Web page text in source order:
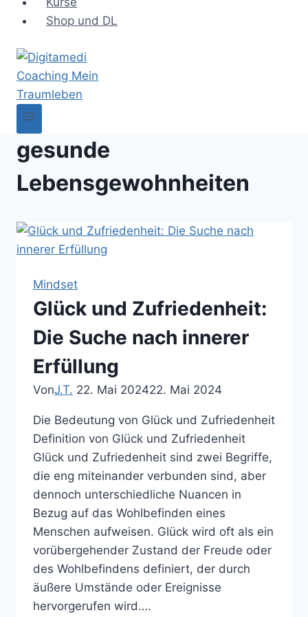
Shop und DL
gesunde
Lebensgewohnheiten
Mindset
Glück und Zufriedenheit:
Die Suche nach innerer
Erfüllung
VonJ.T. 22. Mai 202422. Mai 2024
Die Bedeutung von Glück und Zufriedenheit
Definition von Glück und Zufriedenheit
Glück und Zufriedenheit sind zwei Begriffe,
die eng miteinander verbunden sind, aber
dennoch unterschiedliche Nuancen in
Bezug auf das Wohlbefinden eines
Menschen aufweisen. Glück wird oft als ein
vorübergehender Zustand der Freude oder
des Wohlbefindens definiert, der durch
äußere Umstände oder Ereignisse
hervorgerufen wird….